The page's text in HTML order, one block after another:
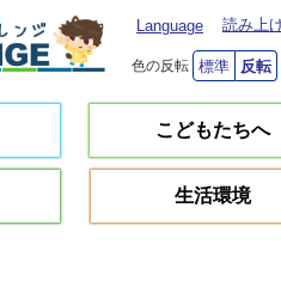
Language 読み上
色の反転 標準 反転
こどもたちへ
生活環境